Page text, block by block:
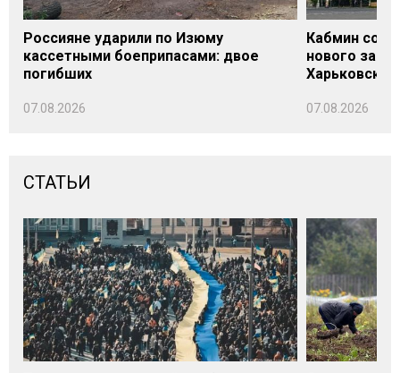
Россияне ударили по Изюму
кассетными боеприпасами: двое
погибших
07.08.2026
Кабмин
нового
07.08.2026
СТАТЬИ